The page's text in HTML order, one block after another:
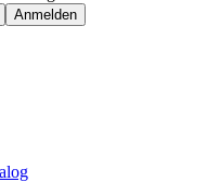
Anmelden